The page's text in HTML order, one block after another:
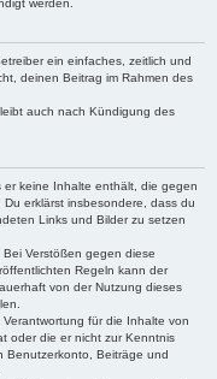
werden.
ein einfaches, zeitlich und
deinen Beitrag im Rahmen des
auch nach Kündigung des
er keine Inhalte enthält, die gegen
erklärst insbesondere, dass du
Links und Bilder zu setzen
Verstößen gegen diese
Regeln kann der
von der Nutzung dieses
für die Inhalte von
oder die er nicht zur Kenntnis
Benutzerkonto, Beiträge und